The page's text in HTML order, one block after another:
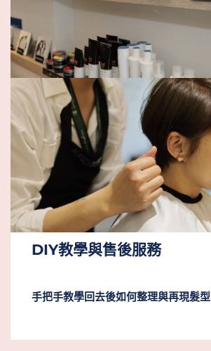
DIY教學與售後服務
手把手教學回去後如何整理與再現髮型